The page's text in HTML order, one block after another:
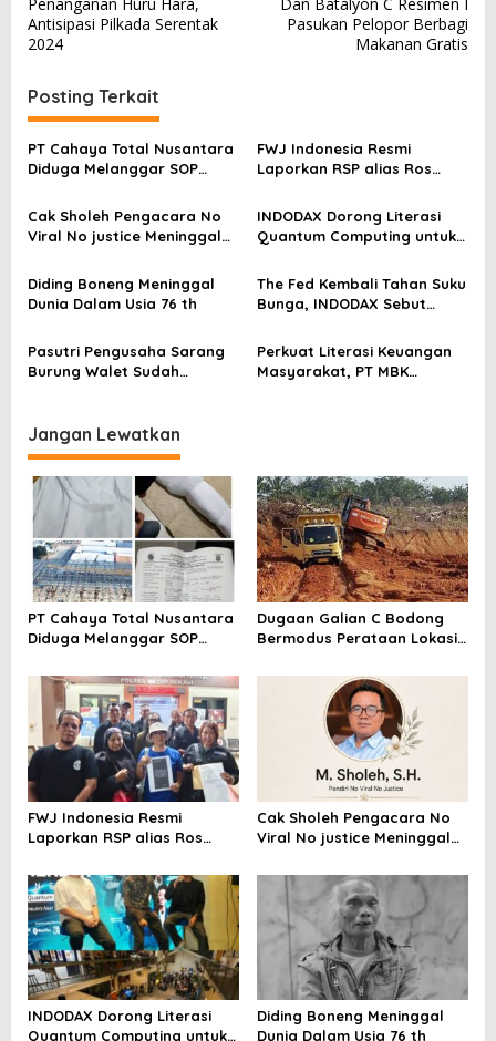
v
i
g
a
s
i
p
o
s
Penanganan Huru Hara,
Antisipasi Pilkada Serentak
2024
Dan Batalyon C Resimen I
Pasukan Pelopor Berbagi
Makanan Gratis
Posting Terkait
PT Cahaya Total Nusantara
Diduga Melanggar SOP
Kerja Hingga meninggal
Dunia, Kluarga Korban
Merasa Di abaikan
FWJ Indonesia Resmi
Laporkan RSP alias Ros
Cak Sholeh Pengacara No
Viral No justice Meninggal
INDODAX Dorong Literasi
Quantum Computing untuk
Blockchain
Diding Boneng Meninggal
Dunia Dalam Usia 76 th
The Fed Kembali Tahan Suku
Bunga, INDODAX Sebut
Sentimen Pasar
Pasutri Pengusaha Sarang
Burung Walet Sudah
Segera Lakukan Penahanan
Perkuat Literasi Keuangan
Masyarakat, PT MBK
Jangan Lewatkan
PT Cahaya Total Nusantara
Diduga Melanggar SOP
Kerja Hingga meninggal
Dunia, Kluarga Korban
Merasa Di abaikan
Dugaan Galian C Bodong
Bermodus Perataan Lokasi
Riau Akan Tinjauan Lokasi
FWJ Indonesia Resmi
Laporkan RSP alias Ros
Cak Sholeh Pengacara No
Viral No justice Meninggal
INDODAX Dorong Literasi
Quantum Computing untuk
Diding Boneng Meninggal
Dunia Dalam Usia 76 th